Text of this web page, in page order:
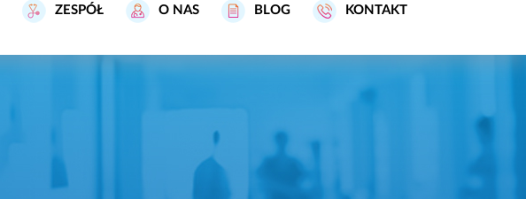
ZESPÓŁ O NAS BLOG KONTAKT